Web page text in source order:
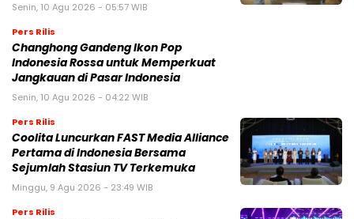
Senin, 10 Agu 2026 - 05:57 WIB
Pers Rilis
Changhong Gandeng Ikon Pop
Indonesia Rossa untuk Memperkuat
Jangkauan di Pasar Indonesia
Senin, 10 Agu 2026 - 04:22 WIB
Pers Rilis
Coolita Luncurkan FAST Media Alliance
Pertama di Indonesia Bersama
Sejumlah Stasiun TV Terkemuka
Minggu, 9 Agu 2026 - 23:49 WIB
Pers Rilis